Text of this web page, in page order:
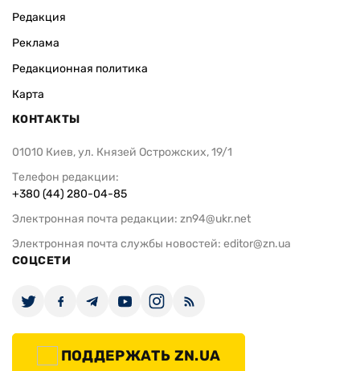
Редакция
Реклама
Редакционная политика
Карта
КОНТАКТЫ
01010 Киев, ул. Князей Острожских, 19/1
Телефон редакции:
+380 (44) 280-04-85
Электронная почта редакции: zn94@ukr.net
Электронная почта службы новостей: editor@zn.ua
СОЦСЕТИ
ПОДДЕРЖАТЬ ZN.UA